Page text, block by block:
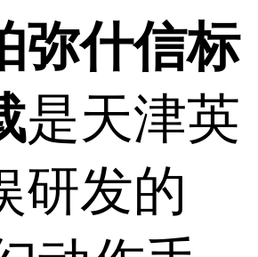
弥什信标
是天津英
研发的